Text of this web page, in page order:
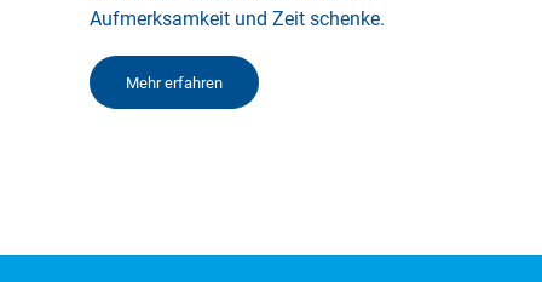
Aufmerksamkeit und Zeit schenke.
Mehr erfahren